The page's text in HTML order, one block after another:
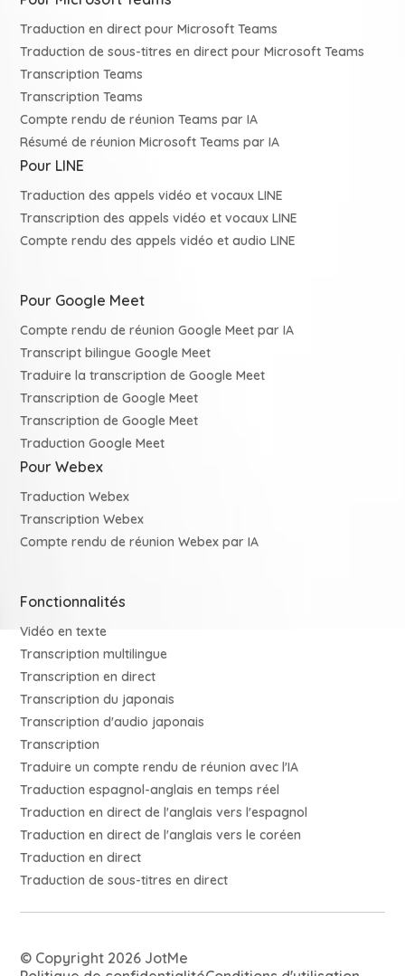
Traduction en direct pour Microsoft Teams
Traduction de sous-titres en direct pour Microsoft Teams
Transcription Teams
Transcription Teams
Compte rendu de réunion Teams par IA
Résumé de réunion Microsoft Teams par IA
Pour LINE
Traduction des appels vidéo et vocaux LINE
Transcription des appels vidéo et vocaux LINE
Compte rendu des appels vidéo et audio LINE
Pour Google Meet
Compte rendu de réunion Google Meet par IA
Transcript bilingue Google Meet
Traduire la transcription de Google Meet
Transcription de Google Meet
Transcription de Google Meet
Traduction Google Meet
Pour Webex
Traduction Webex
Transcription Webex
Compte rendu de réunion Webex par IA
Fonctionnalités
Vidéo en texte
Transcription multilingue
Transcription en direct
Transcription du japonais
Transcription d'audio japonais
Transcription
Traduire un compte rendu de réunion avec l'IA
Traduction espagnol-anglais en temps réel
Traduction en direct de l'anglais vers l'espagnol
Traduction en direct de l'anglais vers le coréen
Traduction en direct
Traduction de sous-titres en direct
© Copyright 2026 JotMe